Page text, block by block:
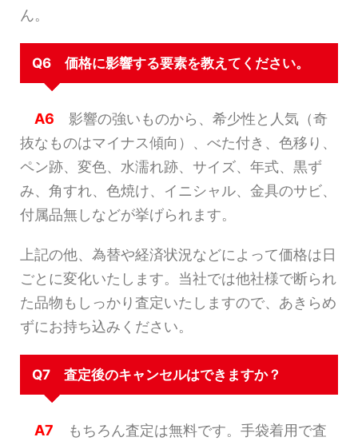
ん。
Q6 価格に影響する要素を教えてください。
A6 影響の強いものから、希少性と人気（奇
抜なものはマイナス傾向）、べた付き、色移り、
ペン跡、変色、水濡れ跡、サイズ、年式、黒ず
み、角すれ、色焼け、イニシャル、金具のサビ、
付属品無しなどが挙げられます。
上記の他、為替や経済状況などによって価格は日
ごとに変化いたします。当社では他社様で断られ
た品物もしっかり査定いたしますので、あきらめ
ずにお持ち込みください。
Q7 査定後のキャンセルはできますか？
A7 もちろん査定は無料です。手袋着用で査